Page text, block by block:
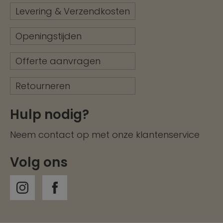
Levering & Verzendkosten
Openingstijden
Offerte aanvragen
Retourneren
Hulp nodig?
Neem contact op met onze klantenservice
Volg ons